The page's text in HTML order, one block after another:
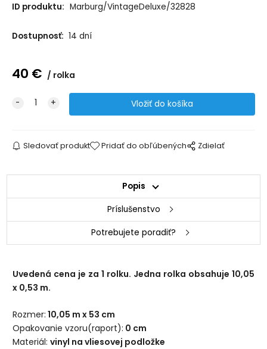
ID produktu: Marburg/VintageDeluxe/32828
Dostupnosť: 14 dní
40 € rolka
Sledovať produkt Pridať do obľúbených Zdielať
Popis
Príslušenstvo
Potrebujete poradiť?
Uvedená cena je za 1 rolku. Jedna rolka obsahuje 10,05
x 0,53 m.
Rozmer: 10,05 m x 53 cm
Opakovanie vzoru(raport): 0 cm
Materiál:vinyl na vliesovej podložke